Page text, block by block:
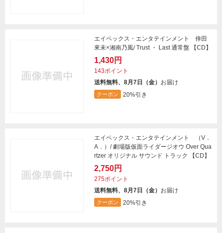
エイベックス・エンタテインメント 倖田
來未×湘南乃風/ Trust ・ Last 通常盤 【CD】
1,430円
143ポイント
送料無料、8月7日（金） お届け
クーポン 20%引き
エイベックス・エンタテインメント （V．
A．）/ 劇場版仮面ライダージオウ Over Qua
rtzer オリジナル サウンド トラック 【CD】
2,750円
275ポイント
送料無料、8月7日（金） お届け
クーポン 20%引き